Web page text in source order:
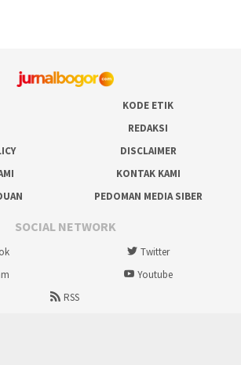
KODE ETIK
REDAKSI
DISCLAIMER
KONTAK KAMI
PEDOMAN MEDIA SIBER
SOCIAL NETWORK
Twitter
Youtube
RSS